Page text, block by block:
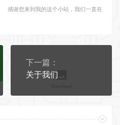
感谢您来到我的这个小站，我们一直在路上
下一篇：
关于我们